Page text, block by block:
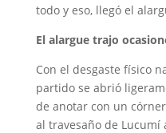
todo y eso, llegó el
El alargue trajo
Con el desgaste físico
partido se abrió
de anotar con un
al travesaño de Lucumí